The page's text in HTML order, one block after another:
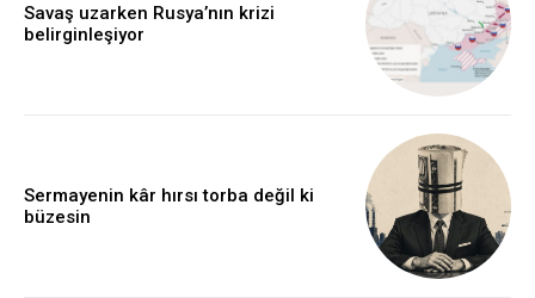
Savaş uzarken Rusya’nın krizi
belirginleşiyor
Sermayenin kâr hırsı torba değil ki
büzesin